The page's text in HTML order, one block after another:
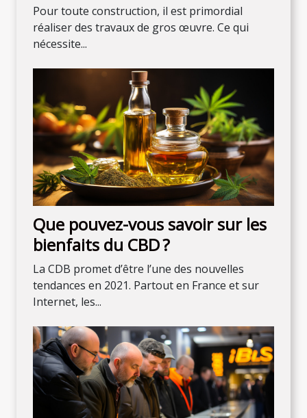
Pour toute construction, il est primordial
réaliser des travaux de gros œuvre. Ce qui
nécessite...
Que pouvez-vous savoir sur les
bienfaits du CBD ?
La CDB promet d’être l’une des nouvelles
tendances en 2021. Partout en France et sur
Internet, les...